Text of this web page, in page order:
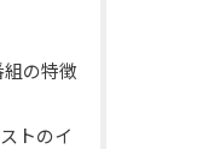
の特徴
トのイ